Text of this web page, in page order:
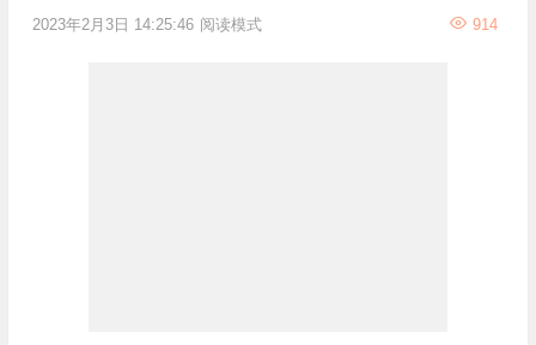
2023年2月3日 14:25:46 914
阅读模式